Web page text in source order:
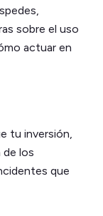
sobre el uso
actuar en
tu inversión,
de los
que